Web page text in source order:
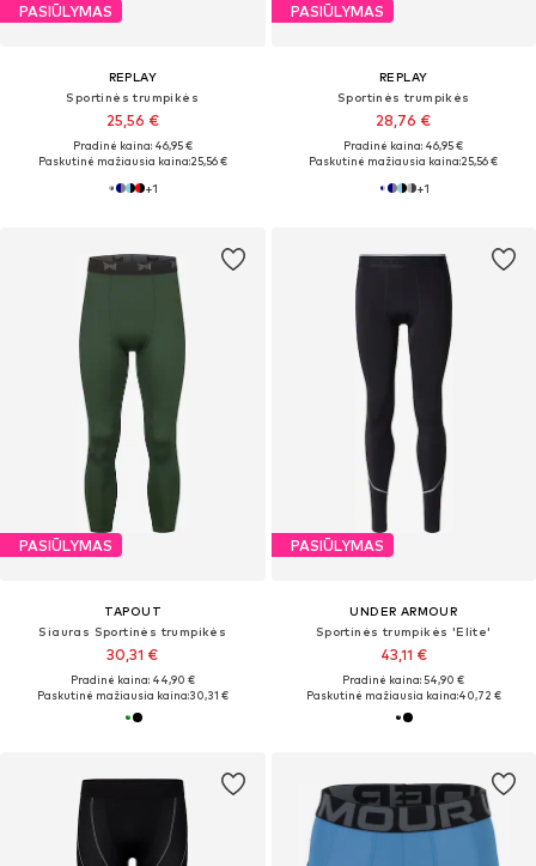
PASIŪLYMAS
REPLAY
Sportinės trumpikės
25,56 €
Pradinė kaina: 46,95 €
Paskutinė mažiausia kaina:25,56 €
+1
PASIŪLYMAS
REPLAY
Sportinės trumpikės
28,76 €
Pradinė kaina: 46,95 €
Paskutinė mažiausia kaina:25,56 €
+1
PASIŪLYMAS
TAPOUT
Siauras Sportinės trumpikės
30,31 €
Pradinė kaina: 44,90 €
Paskutinė mažiausia kaina:30,31 €
PASIŪLYMAS
UNDER ARMOUR
Sportinės trumpikės 'Elite'
43,11 €
Pradinė kaina: 54,90 €
Paskutinė mažiausia kaina:40,72 €